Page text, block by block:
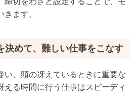
ます。
決めて、難しい仕事をこなす
い、頭の冴えているときに重要な
える時間に行う仕事はスピーディ